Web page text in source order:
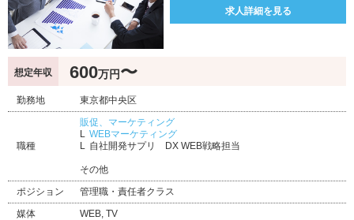
求人詳細を見る
想定年収 600万円〜
勤務地 東京都中央区
職種
販促、マーケティング
WEBマーケティング
自社開発サプリ DX WEB戦略担当
その他
ポジション
管理職・責任者クラス
媒体
WEB, TV